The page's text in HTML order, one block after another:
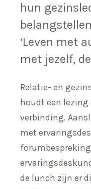
hun
‘Leven met
met jezelf,
Relatie- en
houdt een lezing
verbinding.
met
forumbespreking
de lunch zijn er